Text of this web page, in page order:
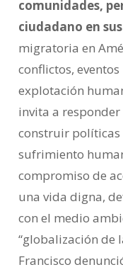
comunidades,
ciudadano en
migratoria en
conflictos,
explotación
invita a responder
construir políticas
sufrimiento
compromiso de
una vida digna,
con el medio
“globalización de
Francisco